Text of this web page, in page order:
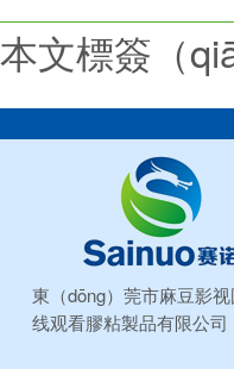
本文標簽（
東（dōng）莞市麻豆影
线观看膠粘製品有限公司